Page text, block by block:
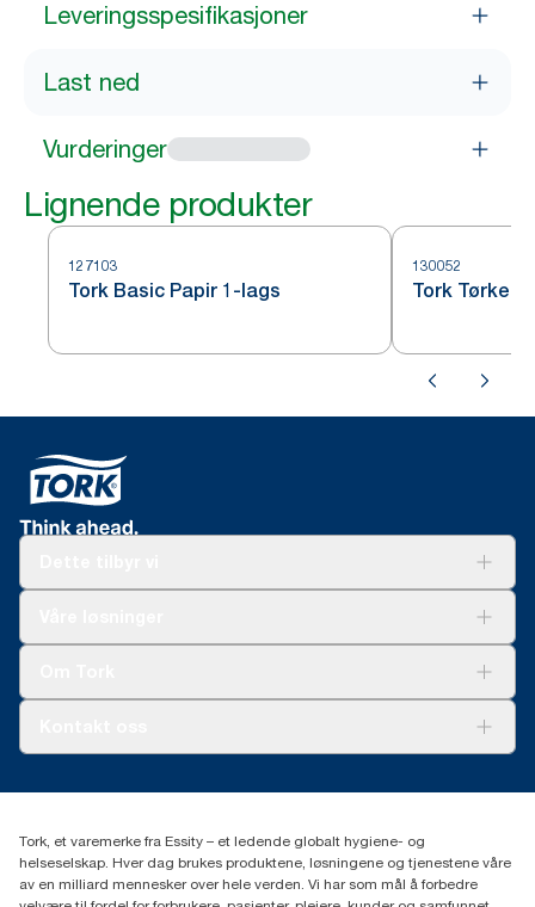
Leveringsspesifikasjoner
Last ned
Vurderinger
Lignende produkter
127103
Tork Basic Papir 1-lags
130052
Tork
(+47) 22 70 62 00
Fredrik Selmers vei 6
0603 OSLO
Tork, et varemerke fra Essity – et ledende globalt hygiene- og
helseselskap. Hver dag brukes produktene, løsningene og tjenestene våre
av en milliard mennesker over hele verden. Vi har som mål å forbedre